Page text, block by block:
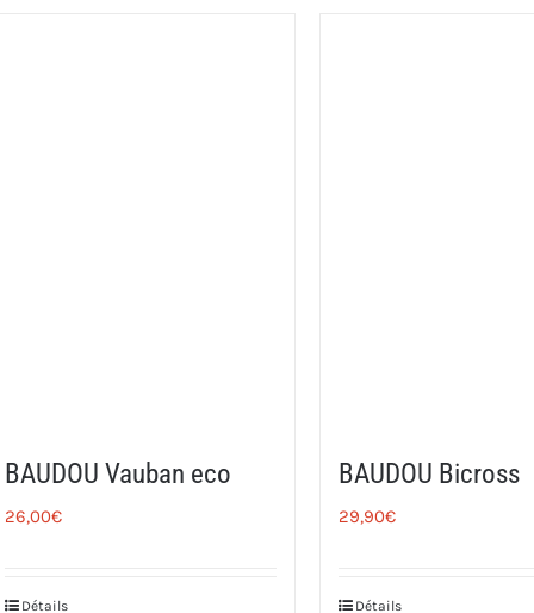
BAUDOU Vauban eco
26,00€
Détails
BAUDOU Bicross
29,90€
Détails